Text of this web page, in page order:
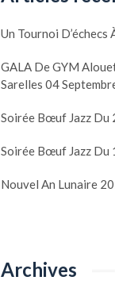
Un Tournoi D’échecs
GALA De GYM
Sarelles 04
Soirée Bœuf Jazz Du
Soirée Bœuf Jazz Du
Nouvel An Lunaire
Archives